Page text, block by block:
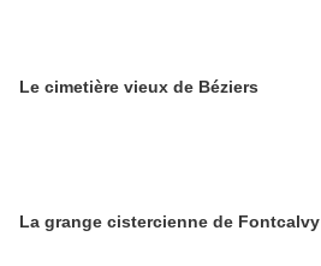
Le cimetière vieux de Béziers
La grange cistercienne de Fontcalvy